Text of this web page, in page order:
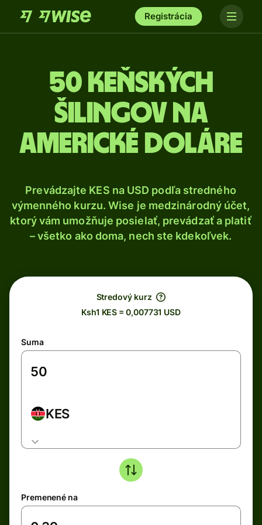
Registrácia
50 Keňských
šilingov na
americké doláre
Prevádzajte KES na USD podľa stredného
výmenného kurzu. Wise je medzinárodný účet,
ktorý vám umožňuje posielať, prevádzať a platiť
– všetko ako doma, nech ste kdekoľvek.
Stredový kurz
Ksh1 KES = 0,007731 USD
Suma
KES
Premenené na